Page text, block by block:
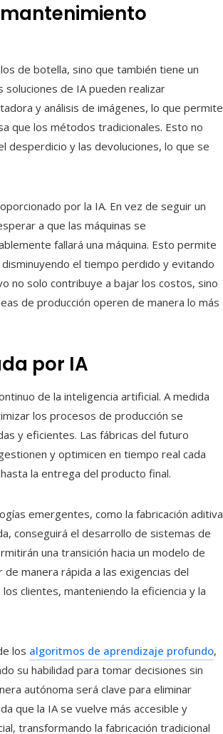
de botella, sino que también tiene un
de IA pueden realizar
y análisis de imágenes, lo que permite
que los métodos tradicionales. Esto no
desperdicio y las devoluciones, lo que se
por la IA. En vez de seguir un
a que las máquinas se
fallará una máquina. Esto permite
el tiempo perdido y evitando
no solo contribuye a bajar los costos, sino
de producción operen de manera lo más
por IA
de la inteligencia artificial. A medida
los procesos de producción se
y eficientes. Las fábricas del futuro
y optimicen en tiempo real cada
la entrega del producto final.
emergentes, como la fabricación aditiva
conseguirá el desarrollo de sistemas de
una transición hacia un modelo de
manera rápida a las exigencias del
clientes, manteniendo la eficiencia y la
los algoritmos de aprendizaje profundo,
su habilidad para tomar decisiones sin
autónoma será clave para eliminar
que la IA se vuelve más accesible y
transformando la fabricación tradicional